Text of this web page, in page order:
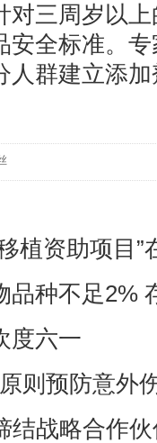
对三周岁以
安全标准。
人群建立添
植资助项目”
品种不足2%
度六一
则预防意外
结战略合作